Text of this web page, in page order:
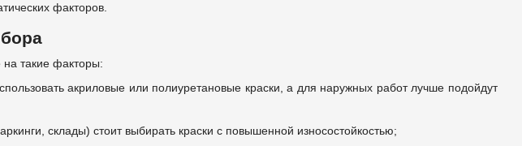
факторов.
на такие факторы:
акриловые или полиуретановые краски, а для наружных работ лучше подойдут
склады) стоит выбирать краски с повышенной износостойкостью;